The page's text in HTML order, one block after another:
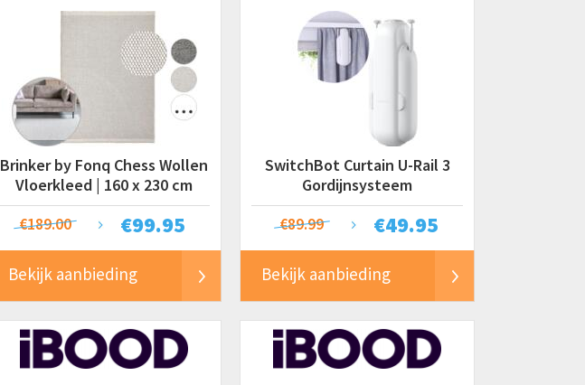
Brinker by Fonq Chess Wollen
Vloerkleed | 160 x 230 cm
€99.95
€189.00
Bekijk aanbieding
SwitchBot Curtain U-Rail 3
Gordijnsysteem
€49.95
€89.99
Bekijk aanbieding